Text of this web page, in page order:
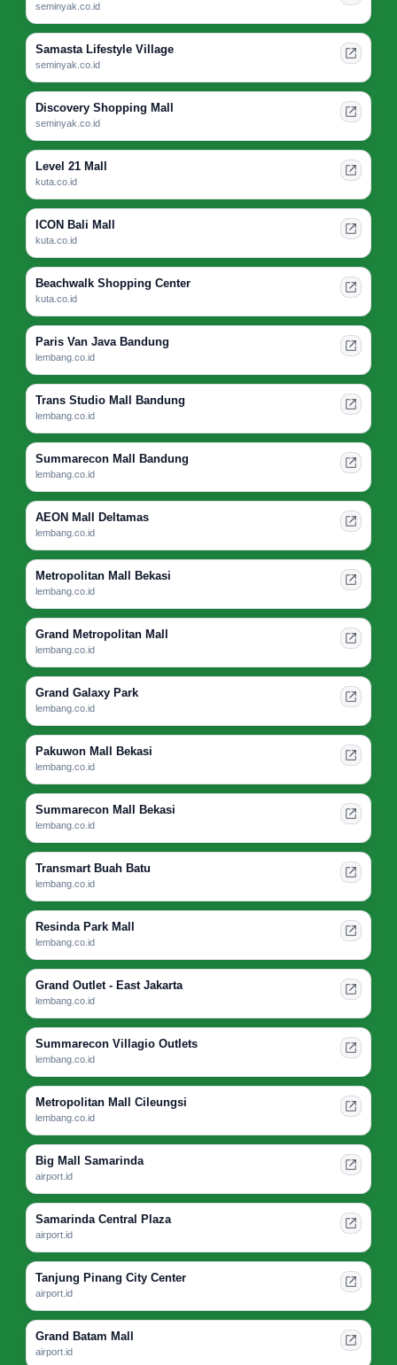
seminyak.co.id
Samasta Lifestyle Village
seminyak.co.id
Discovery Shopping Mall
seminyak.co.id
Level 21 Mall
kuta.co.id
ICON Bali Mall
kuta.co.id
Beachwalk Shopping Center
kuta.co.id
Paris Van Java Bandung
lembang.co.id
Trans Studio Mall Bandung
lembang.co.id
Summarecon Mall Bandung
lembang.co.id
AEON Mall Deltamas
lembang.co.id
Metropolitan Mall Bekasi
lembang.co.id
Grand Metropolitan Mall
lembang.co.id
Grand Galaxy Park
lembang.co.id
Pakuwon Mall Bekasi
lembang.co.id
Summarecon Mall Bekasi
lembang.co.id
Transmart Buah Batu
lembang.co.id
Resinda Park Mall
lembang.co.id
Grand Outlet - East Jakarta
lembang.co.id
Summarecon Villagio Outlets
lembang.co.id
Metropolitan Mall Cileungsi
lembang.co.id
Big Mall Samarinda
airport.id
Samarinda Central Plaza
airport.id
Tanjung Pinang City Center
airport.id
Grand Batam Mall
airport.id